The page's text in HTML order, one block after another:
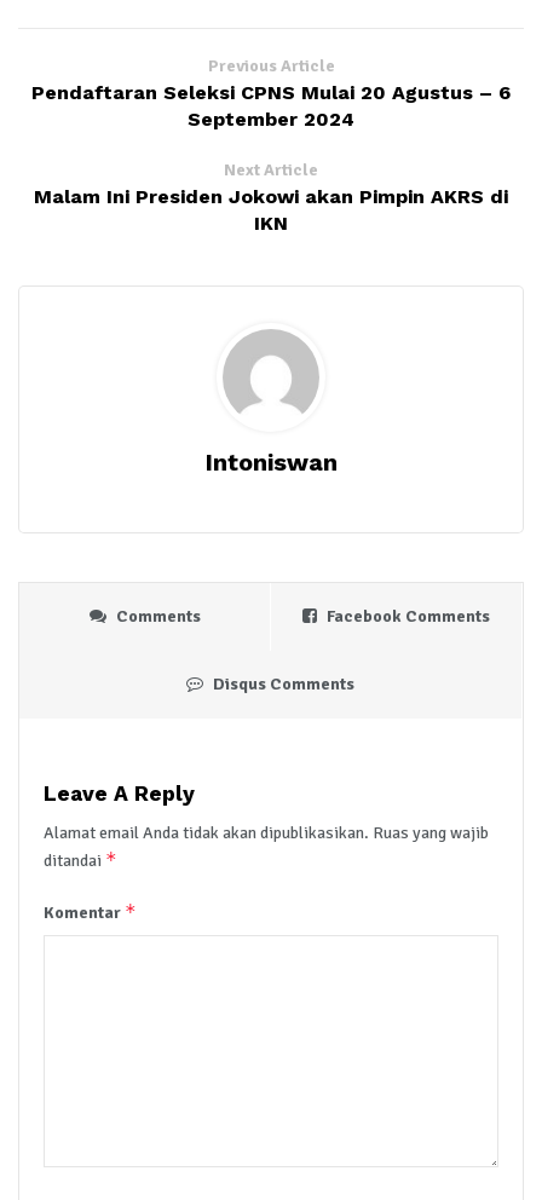
Previous Article
Pendaftaran Seleksi CPNS Mulai 20 Agustus – 6
September 2024
Next Article
Malam Ini Presiden Jokowi akan Pimpin AKRS di
IKN
Intoniswan
Comments Facebook Comments
Disqus Comments
Leave A Reply
Alamat email Anda tidak akan dipublikasikan. Ruas yang wajib
ditandai *
Komentar *